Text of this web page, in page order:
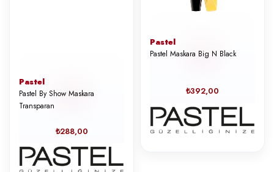
Pastel
Pastel By Show Maskara
Transparan
₺288,00
Pastel
Pastel Maskara Big N Black
₺392,00